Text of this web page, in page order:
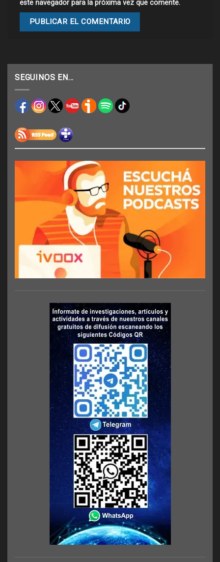
este navegador para la próxima vez que comente.
SEGUINOS EN…